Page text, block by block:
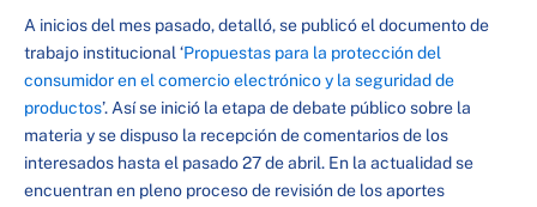
A inicios del mes pasado, detalló, se publicó el documento de
trabajo institucional ‘Propuestas para la protección del
consumidor en el comercio electrónico y la seguridad de
productos’. Así se inició la etapa de debate público sobre la
materia y se dispuso la recepción de comentarios de los
interesados hasta el pasado 27 de abril. En la actualidad se
encuentran en pleno proceso de revisión de los aportes